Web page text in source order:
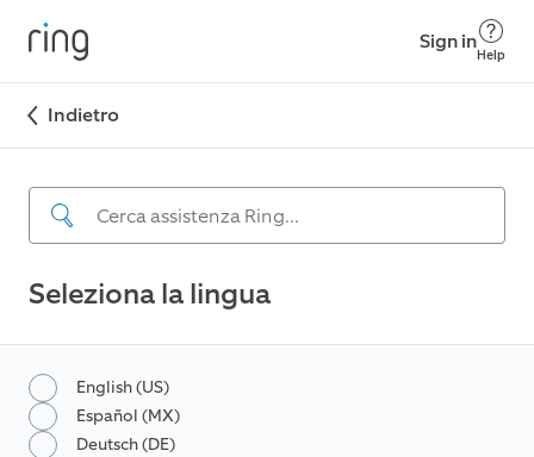
Sign in
Help
Indietro
Seleziona la lingua
English (US)
Español (MX)
Deutsch (DE)